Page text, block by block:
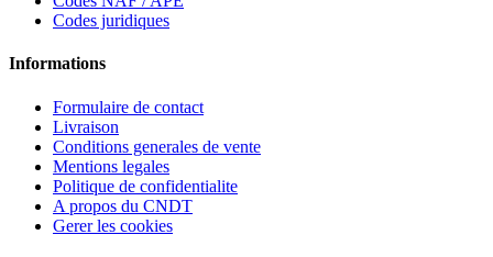
Codes juridiques
Informations
Formulaire de contact
Livraison
Conditions generales de vente
Mentions legales
Politique de confidentialite
A propos du CNDT
Gerer les cookies